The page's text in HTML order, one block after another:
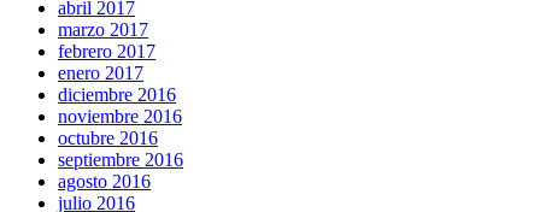
abril 2017
marzo 2017
febrero 2017
enero 2017
diciembre 2016
noviembre 2016
octubre 2016
septiembre 2016
agosto 2016
julio 2016